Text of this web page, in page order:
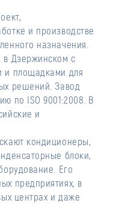
и производстве
назначения.
в Дзержинском с
и площадками для
решений. Завод
по ISO 9001:2008. В
и
кондиционеры,
блоки,
Его
предприятиях, в
центрах и даже